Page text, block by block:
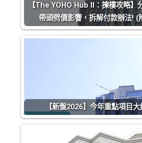
【The YOHO Hub II：揀樓攻略】
帶頭劈價影響，拆解付款辦法! (
【新盤2026】今年重點項目